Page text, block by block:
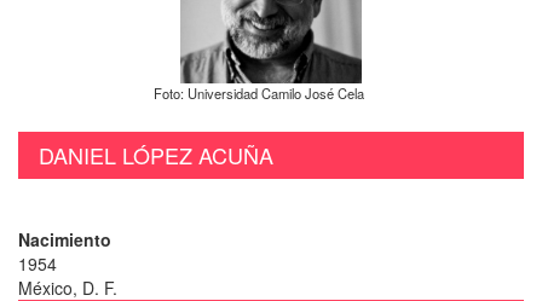
Foto: Universidad Camilo José Cela
DANIEL LÓPEZ ACUÑA
Nacimiento
1954
México, D. F.